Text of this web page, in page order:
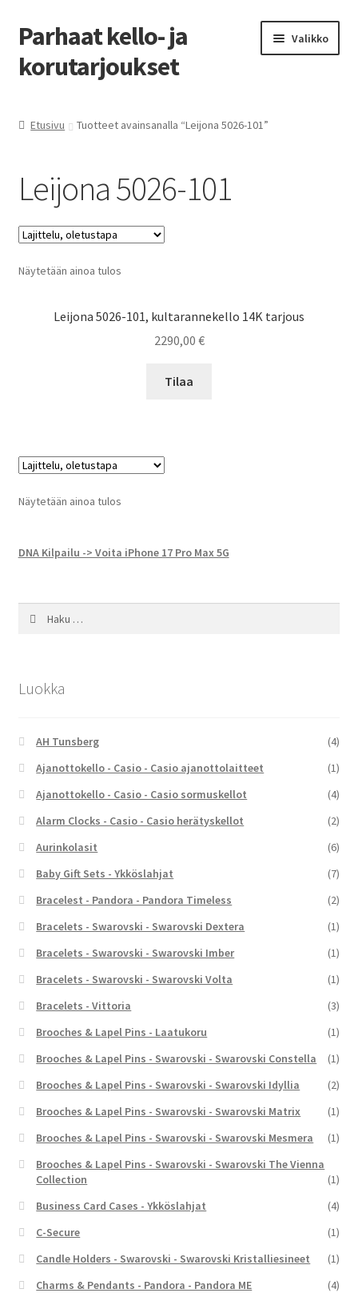
Siirry
navigointiin
Siirry
sisältöön
Parhaat kello- ja
korutarjoukset
Valikko
Etusivu Tuotteet avainsanalla “Leijona 5026-101”
Leijona 5026-101
Näytetään ainoa tulos
Leijona 5026-101, kultarannekello 14K tarjous
2290,00 €
Tilaa
Näytetään ainoa tulos
DNA Kilpailu -> Voita iPhone 17 Pro Max 5G
Luokka
AH Tunsberg
(4)
Ajanottokello - Casio - Casio ajanottolaitteet
(1)
Ajanottokello - Casio - Casio sormuskellot
(4)
Alarm Clocks - Casio - Casio herätyskellot
(2)
Aurinkolasit
(6)
Baby Gift Sets - Ykköslahjat
(7)
Bracelest - Pandora - Pandora Timeless
(2)
Bracelets - Swarovski - Swarovski Dextera
(1)
Bracelets - Swarovski - Swarovski Imber
(1)
Bracelets - Swarovski - Swarovski Volta
(1)
Bracelets - Vittoria
(3)
Brooches & Lapel Pins - Laatukoru
(1)
Brooches & Lapel Pins - Swarovski - Swarovski Constella
(1)
Brooches & Lapel Pins - Swarovski - Swarovski Idyllia
(2)
Brooches & Lapel Pins - Swarovski - Swarovski Matrix
(1)
Brooches & Lapel Pins - Swarovski - Swarovski Mesmera
(1)
Brooches & Lapel Pins - Swarovski - Swarovski The Vienna
Collection
(1)
Business Card Cases - Ykköslahjat
(4)
C-Secure
(1)
Candle Holders - Swarovski - Swarovski Kristalliesineet
(1)
Charms & Pendants - Pandora - Pandora ME
(4)